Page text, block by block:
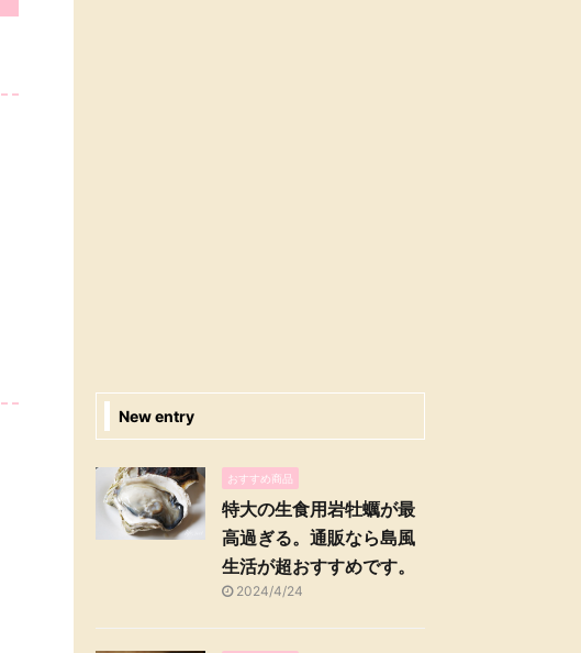
New entry
おすすめ商品
特大の生食用岩牡蠣が最
高過ぎる。通販なら島風
生活が超おすすめです。
2024/4/24